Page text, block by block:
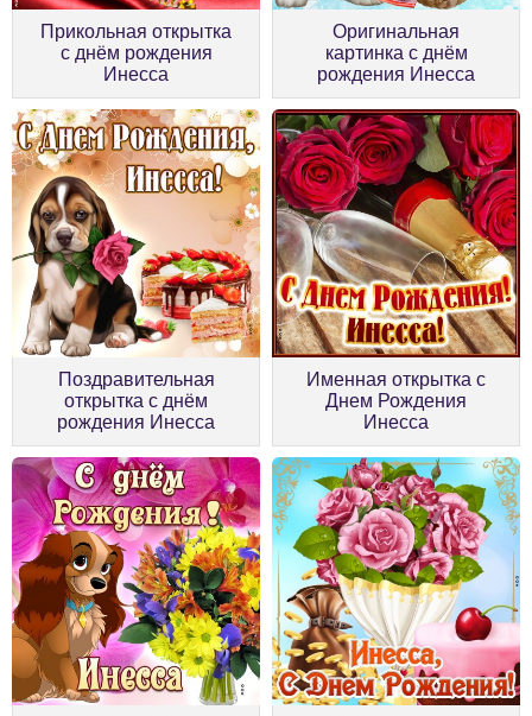
Прикольная открытка
с днём рождения
Инесса
Оригинальная
картинка с днём
рождения Инесса
Поздравительная
открытка с днём
рождения Инесса
Именная открытка с
Днем Рождения
Инесса